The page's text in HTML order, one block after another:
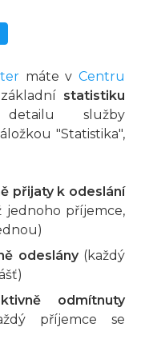
máte vCentru
statistiku
služby
"Statistika",
přijaty k odeslání
jednoho příjemce,
odeslány(každý
odmítnuty
příjemce se